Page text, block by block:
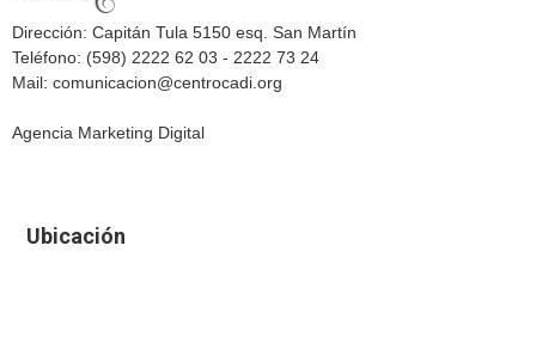
Dirección: Capitán Tula 5150 esq. San Martín
Teléfono: (598) 2222 62 03 - 2222 73 24
Mail: comunicacion@centrocadi.org
Agencia Marketing Digital
Ubicación